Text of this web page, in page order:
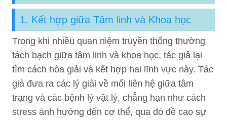
1. Kết hợp giữa Tâm linh và Khoa học
Trong khi nhiều quan niệm truyền thống thường
tách bạch giữa tâm linh và khoa học, tác giả lại
tìm cách hòa giải và kết hợp hai lĩnh vực này. Tác
giả đưa ra các lý giải về mối liên hệ giữa tâm
trạng và các bệnh lý vật lý, chẳng hạn như cách
stress ảnh hưởng đến cơ thể, qua đó đề cao sự